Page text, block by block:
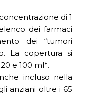
di 1
dei farmaci
dei “tumori
La copertura si
e 100 ml*.
incluso nella
anziani oltre i 65